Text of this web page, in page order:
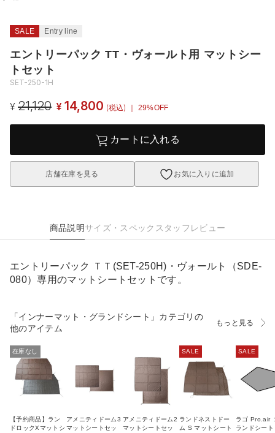
SALE Entry line
エントリーパック TT・ヴォールト用 マットシー
トセット
SET-250-1H
¥ 21,120 ¥ 14,800 (税込) ｜ 29%OFF
カートに入れる
店舗在庫を見る お気に入りに追加
商品説明サイズ・スペック スタッフレビュー
エントリーパック ＴＴ(SET-250H)・ヴォールト（SDE-
080）専用のマットシートセットです。
「インナーマット・グランドシート」カテゴリの
他のアイテム
もっと見る
在庫なし
【予約商品】ラン
ドロックXマットシ
アメニティドーム3
マットシートセッ
アメニティドーム2
マットシートセッ
SALE
ランドネストドー
ム S マットシート
SALE
ラゴ Pro.air
ランドシート